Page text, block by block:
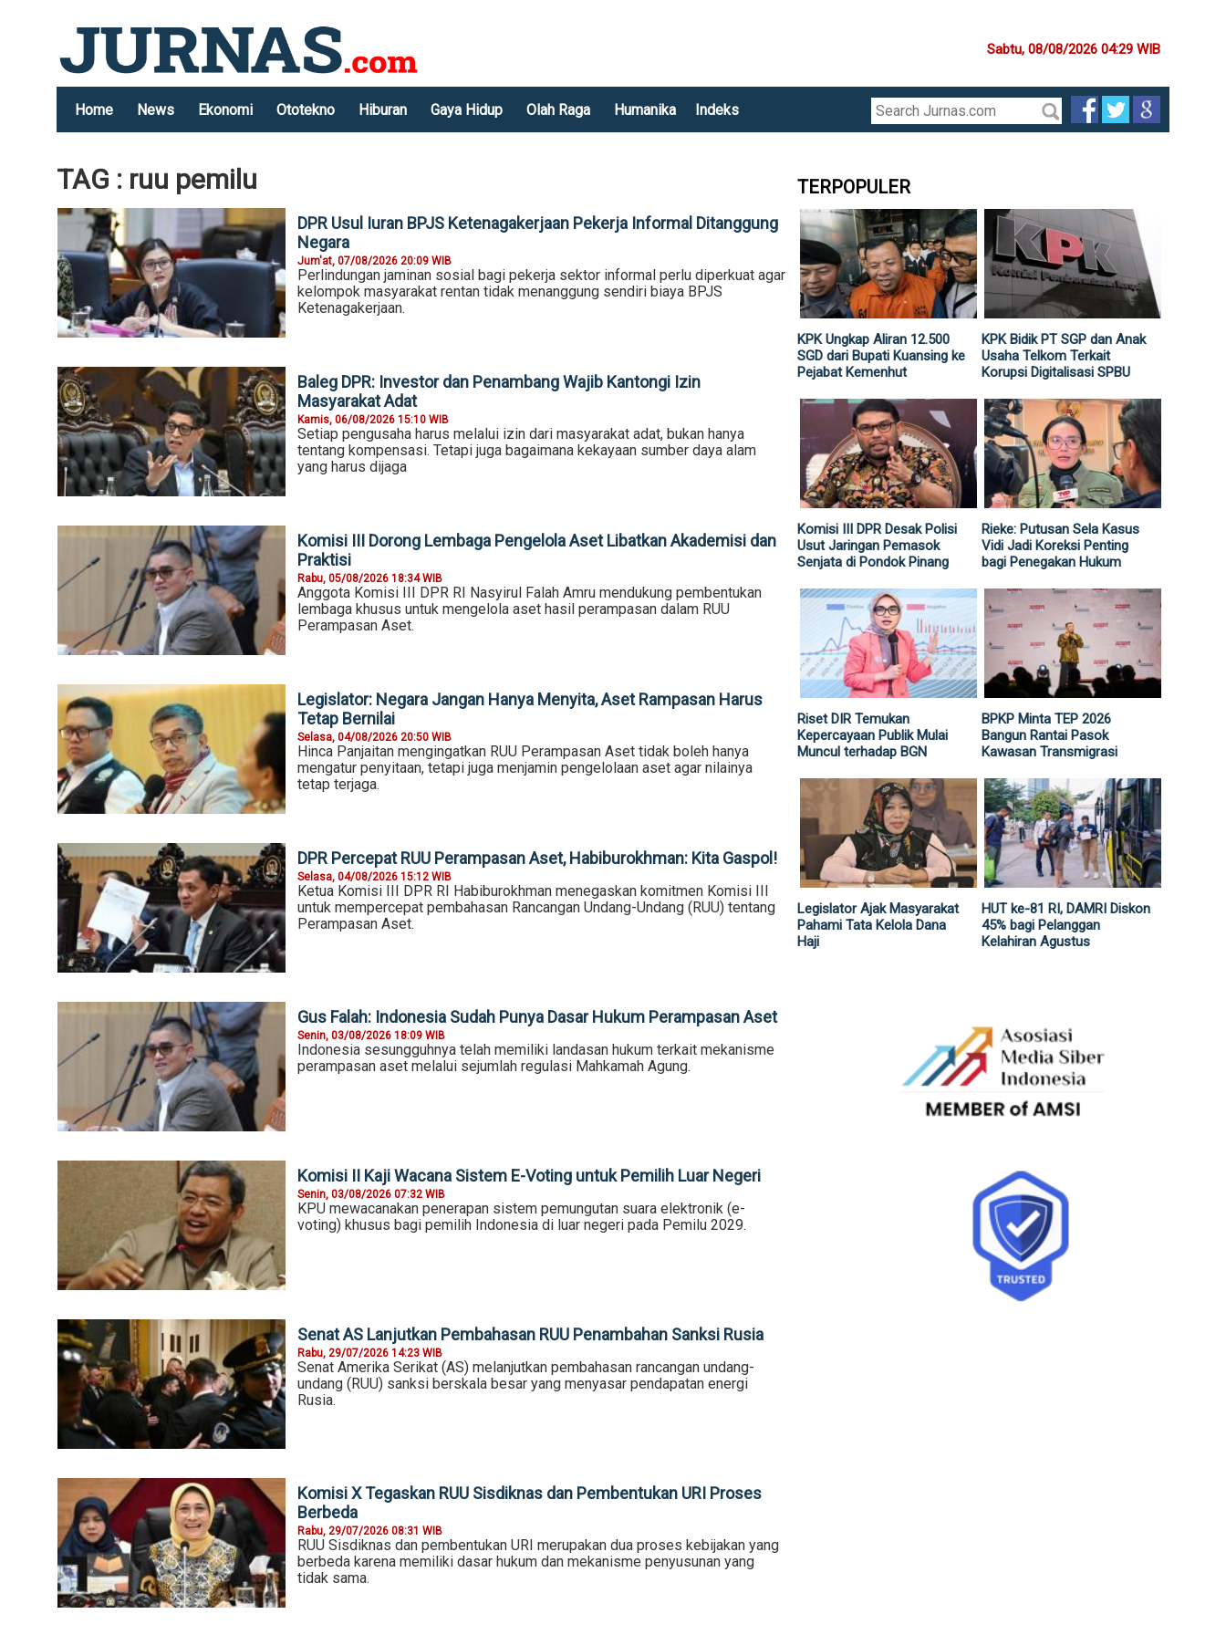
Sabtu, 08/08/2026 04:29 WIB
Home News Ekonomi Ototekno Hiburan Gaya Hidup Olah Raga Humanika Indeks
TAG : ruu pemilu
DPR Usul Iuran BPJS Ketenagakerjaan Pekerja Informal Ditanggung
Negara
Jum'at, 07/08/2026 20:09 WIB
Perlindungan jaminan sosial bagi pekerja sektor informal perlu diperkuat agar
kelompok masyarakat rentan tidak menanggung sendiri biaya BPJS
Ketenagakerjaan.
Baleg DPR: Investor dan Penambang Wajib Kantongi Izin
Masyarakat Adat
Kamis, 06/08/2026 15:10 WIB
Setiap pengusaha harus melalui izin dari masyarakat adat, bukan hanya
tentang kompensasi. Tetapi juga bagaimana kekayaan sumber daya alam
yang harus dijaga
Komisi III Dorong Lembaga Pengelola Aset Libatkan Akademisi dan
Praktisi
Rabu, 05/08/2026 18:34 WIB
Anggota Komisi III DPR RI Nasyirul Falah Amru mendukung pembentukan
lembaga khusus untuk mengelola aset hasil perampasan dalam RUU
Perampasan Aset.
Legislator: Negara Jangan Hanya Menyita, Aset Rampasan Harus
Tetap Bernilai
Selasa, 04/08/2026 20:50 WIB
Hinca Panjaitan mengingatkan RUU Perampasan Aset tidak boleh hanya
mengatur penyitaan, tetapi juga menjamin pengelolaan aset agar nilainya
tetap terjaga.
DPR Percepat RUU Perampasan Aset, Habiburokhman: Kita Gaspol!
Selasa, 04/08/2026 15:12 WIB
Ketua Komisi III DPR RI Habiburokhman menegaskan komitmen Komisi III
untuk mempercepat pembahasan Rancangan Undang-Undang (RUU) tentang
Perampasan Aset.
Gus Falah: Indonesia Sudah Punya Dasar Hukum Perampasan Aset
Senin, 03/08/2026 18:09 WIB
Indonesia sesungguhnya telah memiliki landasan hukum terkait mekanisme
perampasan aset melalui sejumlah regulasi Mahkamah Agung.
Komisi II Kaji Wacana Sistem E-Voting untuk Pemilih Luar Negeri
Senin, 03/08/2026 07:32 WIB
KPU mewacanakan penerapan sistem pemungutan suara elektronik (e-
voting) khusus bagi pemilih Indonesia di luar negeri pada Pemilu 2029.
Senat AS Lanjutkan Pembahasan RUU Penambahan Sanksi Rusia
Rabu, 29/07/2026 14:23 WIB
Senat Amerika Serikat (AS) melanjutkan pembahasan rancangan undang-
undang (RUU) sanksi berskala besar yang menyasar pendapatan energi
Rusia.
Komisi X Tegaskan RUU Sisdiknas dan Pembentukan URI Proses
Berbeda
Rabu, 29/07/2026 08:31 WIB
RUU Sisdiknas dan pembentukan URI merupakan dua proses kebijakan yang
berbeda karena memiliki dasar hukum dan mekanisme penyusunan yang
tidak sama.
TERPOPULER
KPK Ungkap Aliran 12.500
SGD dari Bupati Kuansing ke
Pejabat Kemenhut
KPK Bidik PT SGP dan Anak
Usaha Telkom Terkait
Korupsi Digitalisasi SPBU
Komisi III DPR Desak Polisi
Usut Jaringan Pemasok
Senjata di Pondok Pinang
Rieke: Putusan Sela Kasus
Vidi Jadi Koreksi Penting
bagi Penegakan Hukum
Riset DIR Temukan
Kepercayaan Publik Mulai
Muncul terhadap BGN
BPKP Minta TEP 2026
Bangun Rantai Pasok
Kawasan Transmigrasi
Legislator Ajak Masyarakat
Pahami Tata Kelola Dana
Haji
HUT ke-81 RI, DAMRI Diskon
45% bagi Pelanggan
Kelahiran Agustus